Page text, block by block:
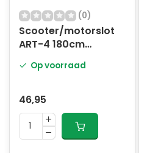
(0)
Scooter/motorslot
ART-4 180cm
Op voorraad
46,95